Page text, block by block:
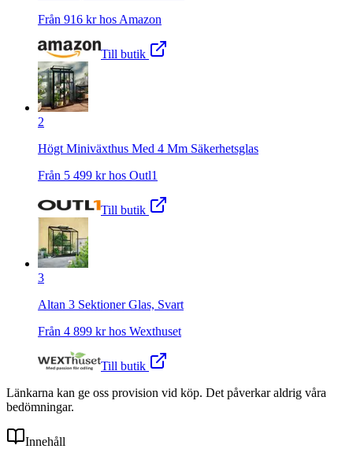
Från 916 kr hos Amazon
Till butik
2
Högt Miniväxthus Med 4 Mm Säkerhetsglas
Från 5 499 kr hos Outl1
Till butik
3
Altan 3 Sektioner Glas, Svart
Från 4 899 kr hos Wexthuset
Till butik
Länkarna kan ge oss provision vid köp. Det påverkar aldrig våra
bedömningar.
Innehåll